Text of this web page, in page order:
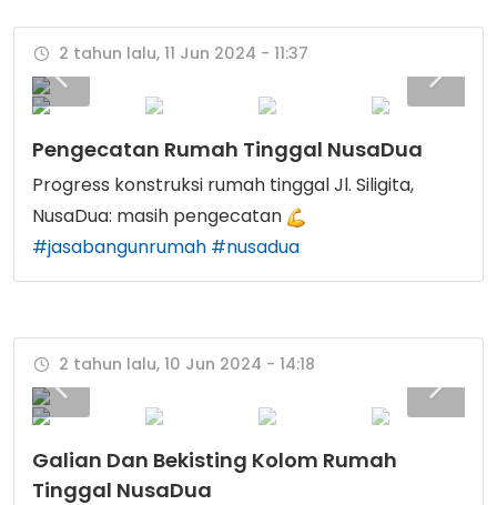
2 tahun lalu, 11 Jun 2024 - 11:37
Pengecatan Rumah Tinggal NusaDua
Progress konstruksi rumah tinggal Jl. Siligita,
NusaDua: masih pengecatan
#jasabangunrumah #nusadua
2 tahun lalu, 10 Jun 2024 - 14:18
Galian Dan Bekisting Kolom Rumah
Tinggal NusaDua